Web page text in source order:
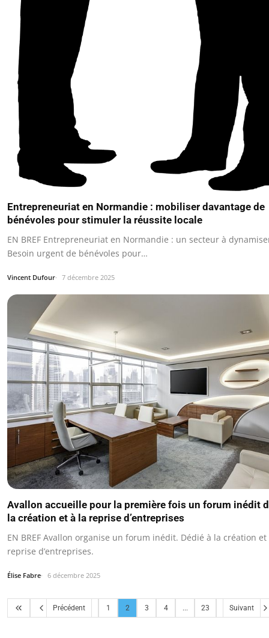
Entrepreneuriat en Normandie : mobiliser davantage de
bénévoles pour stimuler la réussite locale
EN BREF Entrepreneuriat en Normandie : un secteur à
Besoin urgent de bénévoles pour…
Vincent Dufour 7 décembre 2025
Avallon accueille pour la première fois un forum inédit
la création et à la reprise d’entreprises
EN BREF Avallon organise un forum inédit. Dédié à la création et
reprise d’entreprises.
Élise Fabre 6 décembre 2025
Précédent 1 2 3 4 ... 23 Suivant